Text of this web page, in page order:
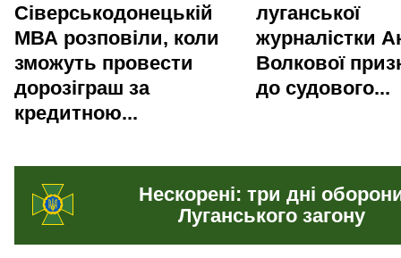
Сіверськодонецькій
МВА розповіли, коли
зможуть провести
дорозіграш за
кредитною...
луганської
журналістки
Волкової
до судового...
Нескорені: три дні
Луганського загону